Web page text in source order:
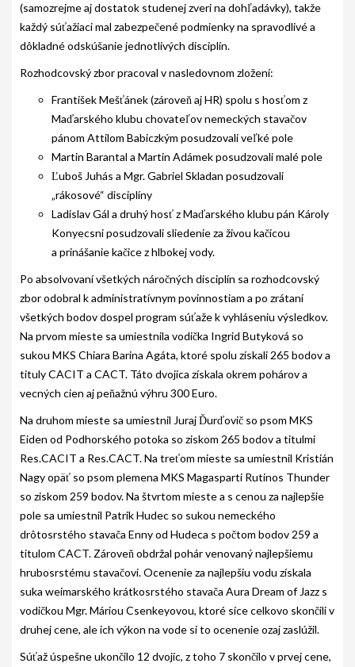
AKCIE
MEDZINÁRODNÁ SÚŤAŽ HRUBOSRSTÝCH
SKÚŠKY
VÝSTAVY
VÝCVIKOVÉ DNI 2025
KYNOLOGICKÝ KALENDÁR
INZERCIA
(samozrejme aj dostatok studenej zveri na dohľadávky), takže
každý súťažiaci mal zabezpečené podmienky na spravodlivé a
dôkladné odskúšanie jednotlivých disciplín.
Rozhodcovský zbor pracoval v nasledovnom zložení:
František Mešťánek (zároveň aj HR) spolu s hosťom z
Maďarského klubu chovateľov nemeckých stavačov
pánom Attilom Babiczkým posudzovali veľké pole
Martin Barantal a Martin Adámek posudzovali malé pole
Ľuboš Juhás a Mgr. Gabriel Skladan posudzovali
„rákosové“ disciplíny
Ladislav Gál a druhý hosť z Maďarského klubu pán Károly
Konyecsni posudzovali sliedenie za živou kačicou
a prinášanie kačice z hlbokej vody.
Po absolvovaní všetkých náročných disciplín sa rozhodcovský
zbor odobral k administratívnym povinnostiam a po zrátaní
všetkých bodov dospel program súťaže k vyhláseniu výsledkov.
Na prvom mieste sa umiestnila vodička Ingrid Butyková so
sukou MKS Chiara Barina Agáta, ktoré spolu získali 265 bodov a
tituly CACIT a CACT. Táto dvojica získala okrem pohárov a
vecných cien aj peňažnú výhru 300 Euro.
Na druhom mieste sa umiestnil Juraj Ďurďovič so psom MKS
Eiden od Podhorského potoka so ziskom 265 bodov a titulmi
Res.CACIT a Res.CACT. Na treťom mieste sa umiestnil Kristián
Nagy opäť so psom plemena MKS Magasparti Rutinos Thunder
so ziskom 259 bodov. Na štvrtom mieste a s cenou za najlepšie
pole sa umiestnil Patrik Hudec so sukou nemeckého
drôtosrstého stavača Enny od Hudeca s počtom bodov 259 a
titulom CACT. Zároveň obdržal pohár venovaný najlepšiemu
hrubosrstému stavačovi. Ocenenie za najlepšiu vodu získala
suka weimarského krátkosrstého stavača Aura Dream of Jazz s
vodičkou Mgr. Máriou Csenkeyovou, ktoré síce celkovo skončili v
druhej cene, ale ich výkon na vode si to ocenenie ozaj zaslúžil.
Súťaž úspešne ukončilo 12 dvojíc, z toho 7 skončilo v prvej cene,